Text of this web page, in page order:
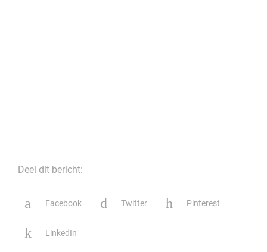
Deel dit bericht:
Facebook Twitter Pinterest
LinkedIn